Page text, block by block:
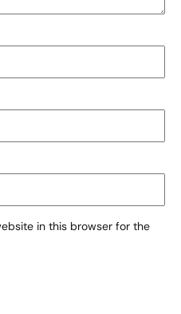
in this browser for the